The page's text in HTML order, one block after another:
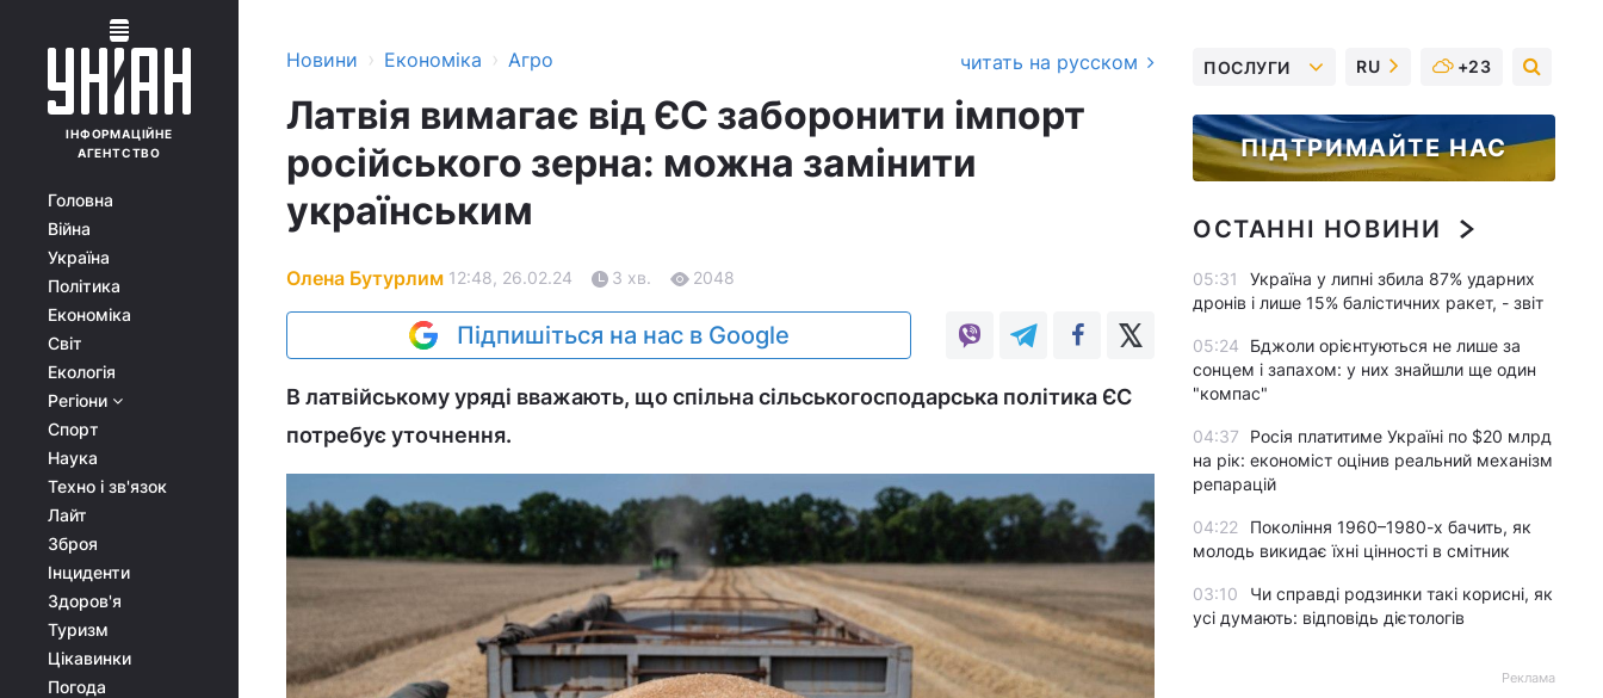
ІНФОРМАЦІЙНЕ
АГЕНТСТВО
Головна
Війна
Україна
Політика
Економіка
Світ
Екологія
Регіони
Спорт
Наука
Техно і зв'язок
Лайт
Зброя
Інциденти
Здоров'я
Туризм
Цікавинки
Погода
Новини › Економіка › Агро читать на русском
Латвія вимагає від ЄС заборонити імпорт
російського зерна: можна замінити
українським
Олена Бутурлим 12:48, 26.02.24 3 хв. 2048
Підпишіться на нас в Google
В латвійському уряді вважають, що спільна сільськогосподарська політика ЄС
потребує уточнення.
ПОСЛУГИ RU +23
ПІДТРИМАЙТЕ НАС
ОСТАННІ НОВИНИ
05:31
Україна у липні збила 87% ударних
дронів і лише 15% балістичних ракет, - звіт
05:24
Бджоли орієнтуються не лише за
сонцем і запахом: у них знайшли ще один
"компас"
04:37
Росія платитиме Україні по $20 млрд
на рік: економіст оцінив реальний механізм
репарацій
04:22
Покоління 1960–1980-х бачить, як
молодь викидає їхні цінності в смітник
03:10
Чи справді родзинки такі корисні, як
усі думають: відповідь дієтологів
Реклама